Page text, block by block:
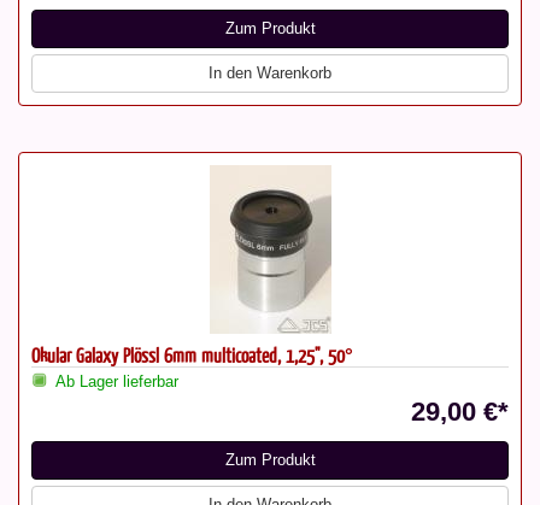
Zum Produkt
In den Warenkorb
Okular Galaxy Plössl 6mm multicoated, 1,25", 50°
Ab Lager lieferbar
29,00 €*
Zum Produkt